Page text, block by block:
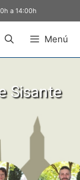
a 14:00h
Menú
Sisante